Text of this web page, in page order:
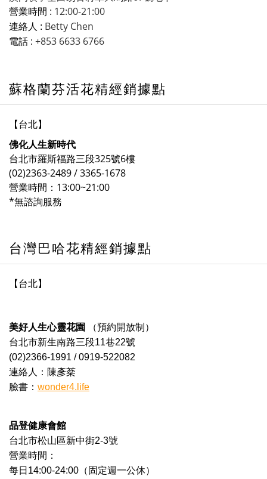
營業時間 : 12:00-21:00
連絡人 : Betty Chen
電話 : +853 6633 6766
蘇格蘭芬活花精經銷據點
【台北】
佛化人生新時代
台北市羅斯福路三段325號6樓
(02)2363-2489 / 3365-1678
營業時間：13:00~21:00
*無諮詢服務
台灣巴哈花精經銷據點
【台北】
美好人生心靈花園
（預約開放制）
台北市新生南路三段11巷22號
(02)2366-1991 / 0919-522082
連絡人：陳彥棻
臉書： wonder4.life
品登健康會館
台北市松山區新中街2-3號
營業時間：
每日14:00-24:00（固定週一公休）